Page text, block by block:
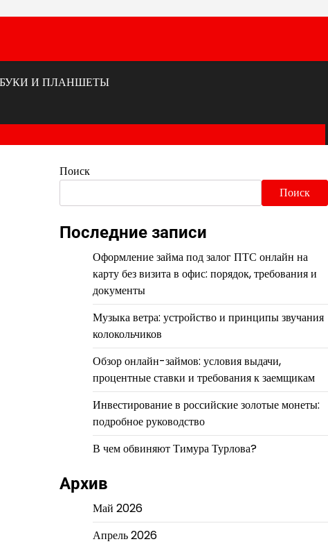
И ПЛАНШЕТЫ
Поиск
Поиск
Последние записи
Оформление займа под залог ПТС онлайн на
карту без визита в офис: порядок, требования и
документы
Музыка ветра: устройство и принципы звучания
колокольчиков
Обзор онлайн-займов: условия выдачи,
процентные ставки и требования к заемщикам
Инвестирование в российские золотые монеты:
подробное руководство
В чем обвиняют Тимура Турлова?
Архив
Май 2026
Апрель 2026